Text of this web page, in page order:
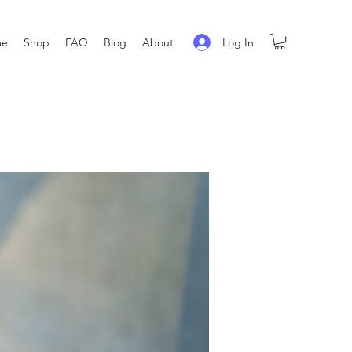
Shop FAQ Blog About Log In